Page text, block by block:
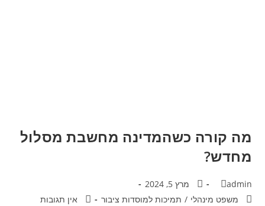
מה קורה כשהמדינה מחשבת מסלול
מחדש?
admin
מרץ 5, 2024
משפט מינהלי / תמיכות למוסדות ציבור אין תגובות